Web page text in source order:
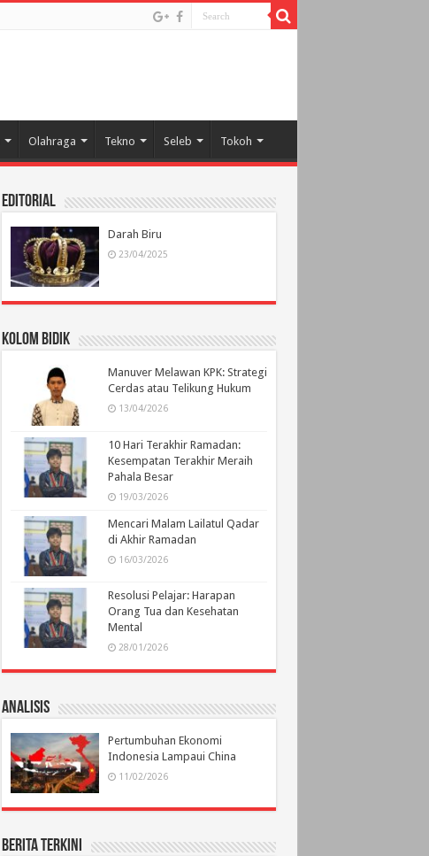
Olahraga Tekno Seleb Tokoh
Editorial
Darah Biru
23/04/2025
Kolom Bidik
Manuver Melawan KPK: Strategi
Cerdas atau Telikung Hukum
13/04/2026
10 Hari Terakhir Ramadan:
Kesempatan Terakhir Meraih
Pahala Besar
19/03/2026
Mencari Malam Lailatul Qadar
di Akhir Ramadan
16/03/2026
Resolusi Pelajar: Harapan
Orang Tua dan Kesehatan
Mental
28/01/2026
Analisis
Pertumbuhan Ekonomi
Indonesia Lampaui China
11/02/2026
Berita Terkini